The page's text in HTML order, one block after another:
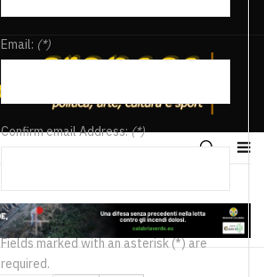
Email: (*)
Confirm email Address:(*)
Fields marked with an asterisk (*) are
required.